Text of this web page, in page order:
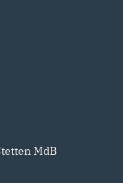
MdB